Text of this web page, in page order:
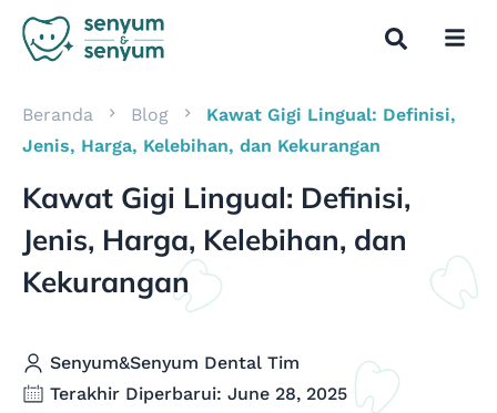
Beranda Blog
Kawat Gigi Lingual: Definisi,
Jenis, Harga, Kelebihan, dan Kekurangan
Kawat Gigi Lingual: Definisi,
Jenis, Harga, Kelebihan, dan
Kekurangan
Senyum&Senyum Dental Tim
Terakhir Diperbarui: June 28, 2025